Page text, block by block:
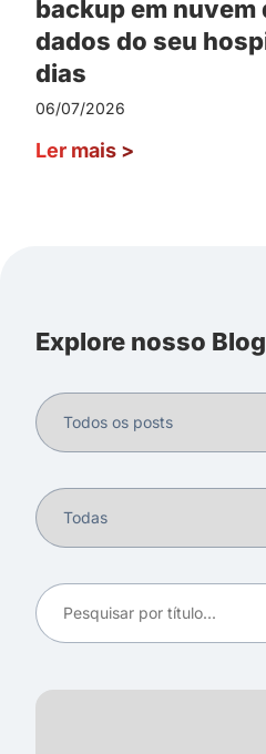
backup em nuvem
dados do seu
dias
06/07/2026
Ler mais >
Explore nosso Blog